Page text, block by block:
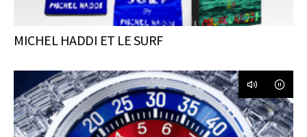
MICHEL HADDI ET LE SURF